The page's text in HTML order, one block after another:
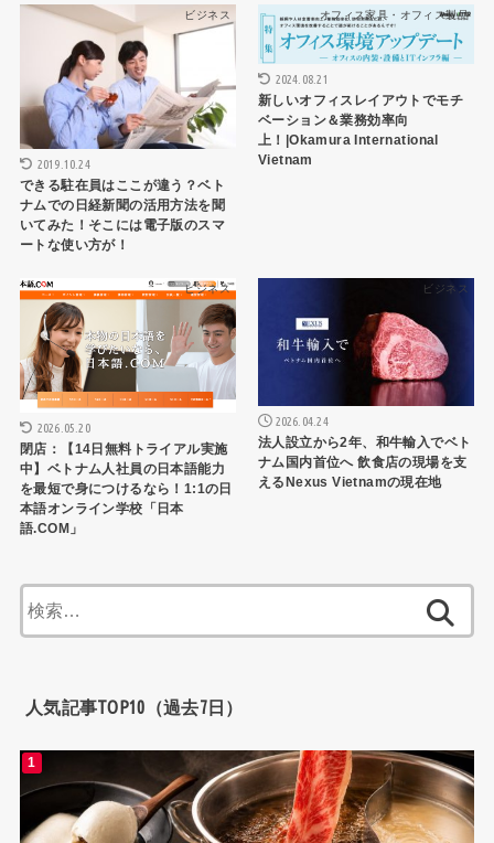
ビジネス
2019.10.24
できる駐在員はここが違う？ベト
ナムでの日経新聞の活用方法を聞
いてみた！そこには電子版のスマ
ートな使い方が！
オフィス家具・オフィス製品
2024.08.21
新しいオフィスレイアウトでモチ
ベーション＆業務効率向
上！|Okamura International
Vietnam
ビジネス
2026.05.20
閉店：【14日無料トライアル実施
中】ベトナム人社員の日本語能力
を最短で身につけるなら！1:1の日
本語オンライン学校「日本
語.COM」
ビジネス
2026.04.24
法人設立から2年、和牛輸入でベト
ナム国内首位へ 飲食店の現場を支
えるNexus Vietnamの現在地
索:
人気記事TOP10（過去7日）